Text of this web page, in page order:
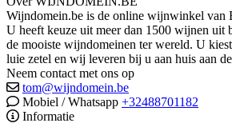
Wijndomein.be is de online wijnwinkel van
U heeft keuze uit meer dan 1500 wijnen uit
de mooiste wijndomeinen ter wereld. U
luie zetel en wij leveren bij u aan huis aan
Neem contact met ons op
tom@wijndomein.be
Mobiel / Whatsapp +32488701182
Informatie